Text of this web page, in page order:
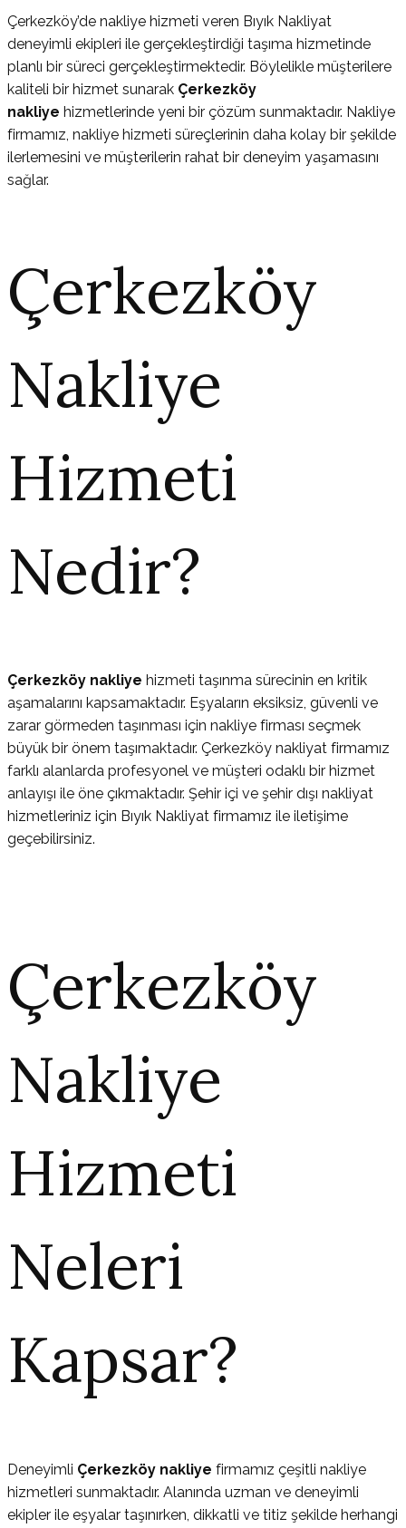
Çerkezköy’de nakliye hizmeti veren Bıyık Nakliyat
deneyimli ekipleri ile gerçekleştirdiği taşıma hizmetinde
planlı bir süreci gerçekleştirmektedir. Böylelikle müşterilere
kaliteli bir hizmet sunarak Çerkezköy
nakliye hizmetlerinde yeni bir çözüm sunmaktadır. Nakliye
firmamız, nakliye hizmeti süreçlerinin daha kolay bir şekilde
ilerlemesini ve müşterilerin rahat bir deneyim yaşamasını
sağlar.
Çerkezköy
Nakliye
Hizmeti
Nedir?
Çerkezköy nakliye hizmeti taşınma sürecinin en kritik
aşamalarını kapsamaktadır. Eşyaların eksiksiz, güvenli ve
zarar görmeden taşınması için nakliye firması seçmek
büyük bir önem taşımaktadır. Çerkezköy nakliyat firmamız
farklı alanlarda profesyonel ve müşteri odaklı bir hizmet
anlayışı ile öne çıkmaktadır. Şehir içi ve şehir dışı nakliyat
hizmetleriniz için Bıyık Nakliyat firmamız ile iletişime
geçebilirsiniz.
Çerkezköy
Nakliye
Hizmeti
Neleri
Kapsar?
Deneyimli Çerkezköy nakliye firmamız çeşitli nakliye
hizmetleri sunmaktadır. Alanında uzman ve deneyimli
ekipler ile eşyalar taşınırken, dikkatli ve titiz şekilde herhangi